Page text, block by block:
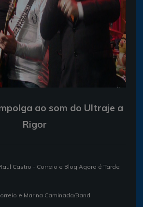
ao som do Ultraje a
Rigor
Castro - Correio e Blog Agora é Tarde
e Marina Caminada/Band